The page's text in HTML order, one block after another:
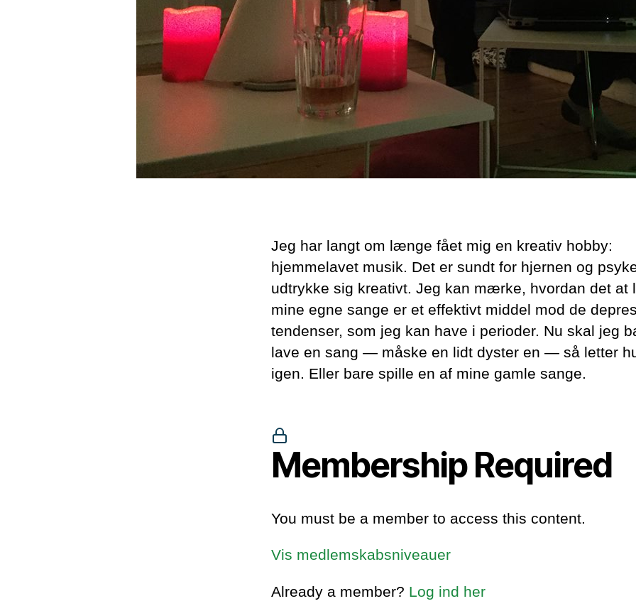
Jeg har langt om længe fået mig en kreativ hobby:
hjemmelavet musik. Det er sundt for hjernen og
udtrykke sig kreativt. Jeg kan mærke, hvordan det at
mine egne sange er et effektivt middel mod de
tendenser, som jeg kan have i perioder. Nu skal jeg
lave en sang — måske en lidt dyster en — så letter
igen. Eller bare spille en af mine gamle sange.
Membership Required
You must be a member to access this content.
Vis medlemskabsniveauer
Already a member? Log ind her